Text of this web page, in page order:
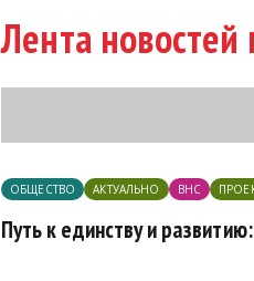
Лента новостей
ОБЩЕСТВО АКТУАЛЬНО ВНС
Путь к единству и